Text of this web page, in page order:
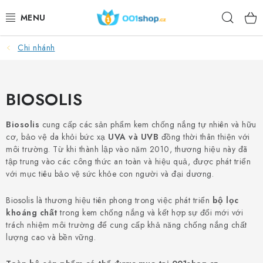
qua
dung
Tìm
kiếm
DOPLŇKY STRAVY
THỰC PHẨM
CHỦ ĐỀ
HOẠT ĐỘNG
DÁRKY PRO ZDRAVÍ
Chi nhánh
BIOSOLIS
Biosolis cung cấp các sản phẩm kem chống nắng tự nhiên và hữu
cơ, bảo vệ da khỏi bức xạ UVA và UVB đồng thời thân thiện với
môi trường. Từ khi thành lập vào năm 2010, thương hiệu này đã
tập trung vào các công thức an toàn và hiệu quả, được phát triển
với mục tiêu bảo vệ sức khỏe con người và đại dương.
Biosolis là thương hiệu tiên phong trong việc phát triển bộ lọc
khoáng chất trong kem chống nắng và kết hợp sự đổi mới với
trách nhiệm môi trường để cung cấp khả năng chống nắng chất
lượng cao và bền vững.